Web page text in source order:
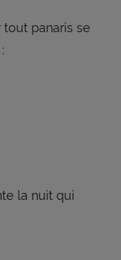
panaris se
la nuit qui